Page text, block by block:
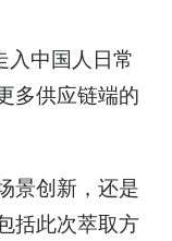
入中国人日常
多供应链端的
景创新，还是
括此次萃取方